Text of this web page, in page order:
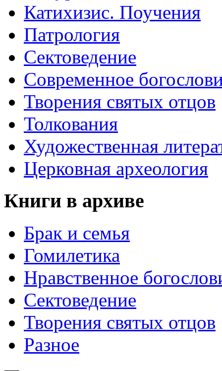
Катихизис. Поучения
Патрология
Сектоведение
Современное
Творения святых отцов
Толкования
Художественная
Церковная археология
Книги в архиве
Брак и семья
Гомилетика
Нравственное
Сектоведение
Творения святых отцов
Разное